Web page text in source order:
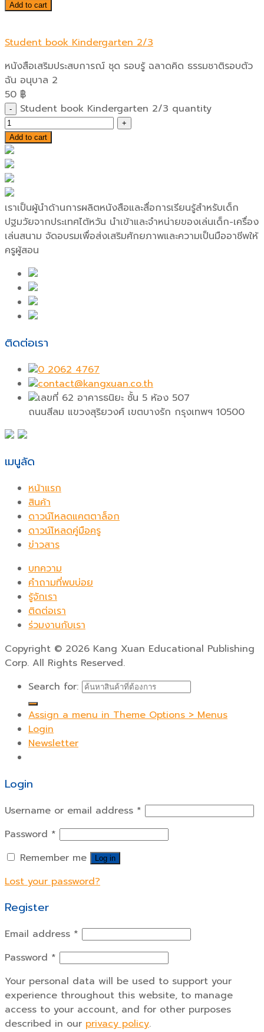
Add to cart
Student book Kindergarten 2/3
หนังสือเสริมประสบการณ์ ชุด รอบรู้ ฉลาดคิด ธรรมชาติรอบตัว
ฉัน อนุบาล 2
50 ฿
Student book Kindergarten 2/3 quantity
Add to cart
เราเป็นผู้นำด้านการผลิตหนังสือและสื่อการเรียนรู้สำหรับเด็ก
ปฐมวัยจากประเทศไต้หวัน นำเข้าและจำหน่ายของเล่นเด็ก-เครื่อง
เล่นสนาม จัดอบรมเพื่อส่งเสริมศักยภาพและความเป็นมืออาชีพให้
ครูผู้สอน
ติดต่อเรา
0 2062 4767
contact@kangxuan.co.th
เลขที่ 62 อาคารธนิยะ ชั้น 5 ห้อง 507
ถนนสีลม แขวงสุริยวงศ์ เขตบางรัก กรุงเทพฯ 10500
เมนูลัด
หน้าแรก
สินค้า
ดาวน์โหลดแคตตาล็อก
ดาวน์โหลดคู่มือครู
ข่าวสาร
บทความ
คำถามที่พบบ่อย
รู้จักเรา
ติดต่อเรา
ร่วมงานกับเรา
Copyright © 2026 Kang Xuan Educational Publishing
Corp. All Rights Reserved.
Search for:
Assign a menu in Theme Options > Menus
Login
Newsletter
Login
Username or email address *
Password *
Remember me
Log in
Lost your password?
Register
Email address *
Password *
Your personal data will be used to support your
experience throughout this website, to manage
access to your account, and for other purposes
described in our privacy policy.